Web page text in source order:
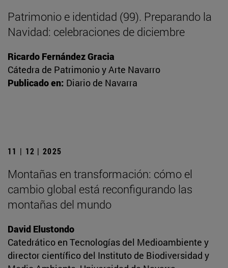
Patrimonio e identidad (99). Preparando la
Navidad: celebraciones de diciembre
Ricardo Fernández Gracia
Cátedra de Patrimonio y Arte Navarro
Publicado en: Diario de Navarra
11 | 12 | 2025
Montañas en transformación: cómo el
cambio global está reconfigurando las
montañas del mundo
David Elustondo
Catedrático en Tecnologías del Medioambiente y
director científico del Instituto de Biodiversidad y